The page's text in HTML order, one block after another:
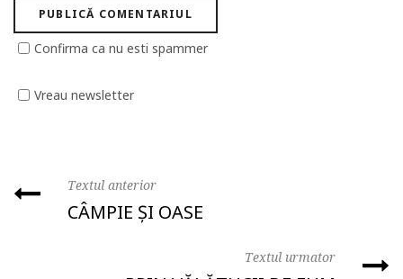
Confirma ca nu esti spammer
Vreau newsletter
Textul anterior
CÂMPIE ȘI OASE
Textul urmator